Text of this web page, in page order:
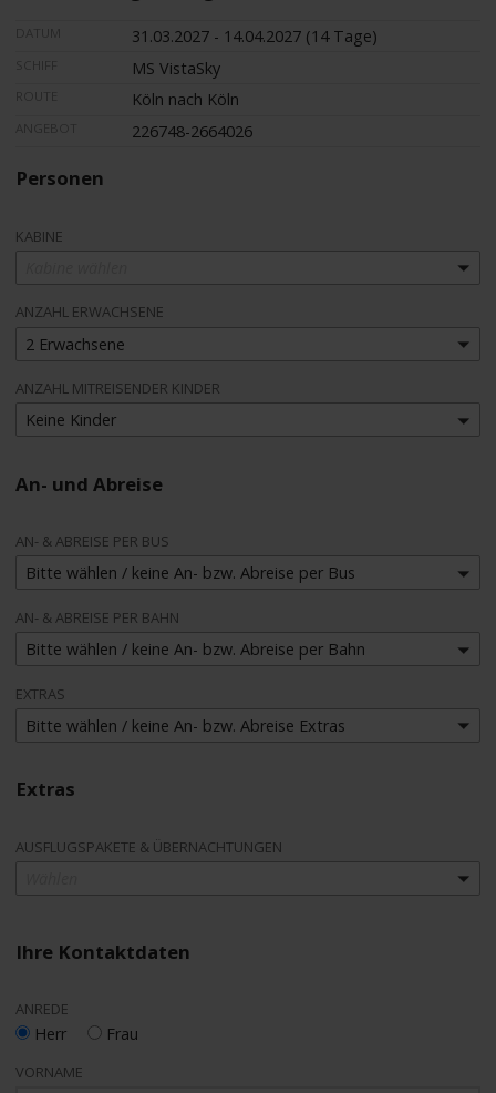
31.03.2027 - 14.04.2027 (14 Tage)
MS VistaSky
Köln nach Köln
226748-2664026
Personen
KABINE
ANZAHL ERWACHSENE
2 Erwachsene
ANZAHL MITREISENDER KINDER
Keine Kinder
An- und Abreise
AN- & ABREISE PER BUS
Bitte wählen / keine An- bzw. Abreise per Bus
AN- & ABREISE PER BAHN
Bitte wählen / keine An- bzw. Abreise per Bahn
EXTRAS
Bitte wählen / keine An- bzw. Abreise Extras
Extras
AUSFLUGSPAKETE & ÜBERNACHTUNGEN
Ihre Kontaktdaten
ANREDE
Herr Frau
VORNAME